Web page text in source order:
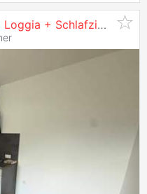
+ Schlafzimmer, saniert